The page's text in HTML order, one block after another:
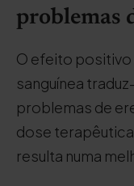
problemas
O efeito positivo
sanguínea
problemas de
dose terapêutica
resulta numa